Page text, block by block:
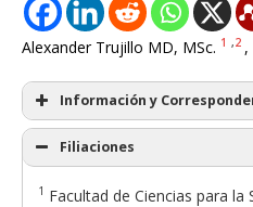
Alexander Trujillo MD, MSc. 1 ,2 ,
Información y
Filiaciones
1 Facultad de Ciencias para la